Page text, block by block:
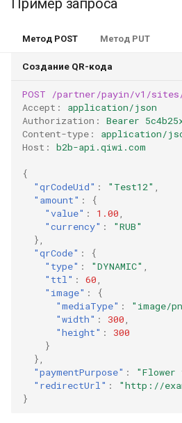
Метод POST Метод PUT
Создание QR-кода
POST /partner/payin/v1/
Accept :
application/json
Authorization :
Bearer
Content-type :
application/
Host : b2b-api.qiwi.com
{
"qrCodeUid" : "Test12" ,
"amount" :
{
"value" : 1.00,
"currency" :
"RUB"
},
"qrCode" :
{
"type" : "DYNAMIC" ,
"ttl" : 60,
"image" :
{
"mediaType" : "image/
"width" : 300,
"height" :
300
}
},
"paymentPurpose" :
"redirectUrl" :
"http://
}